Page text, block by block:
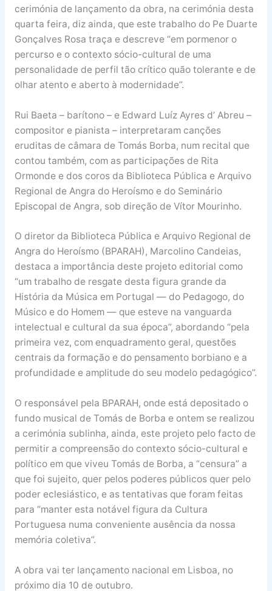
cerimónia de lançamento da obra, na cerimónia desta
quarta feira, diz ainda, que este trabalho do Pe Duarte
Gonçalves Rosa traça e descreve “em pormenor o
percurso e o contexto sócio-cultural de uma
personalidade de perfil tão crítico quão tolerante e de
olhar atento e aberto à modernidade”.
Rui Baeta – barítono – e Edward Luíz Ayres d’ Abreu –
compositor e pianista – interpretaram canções
eruditas de câmara de Tomás Borba, num recital que
contou também, com as participações de Rita
Ormonde e dos coros da Biblioteca Pública e Arquivo
Regional de Angra do Heroísmo e do Seminário
Episcopal de Angra, sob direção de Vítor Mourinho.
O diretor da Biblioteca Pública e Arquivo Regional de
Angra do Heroísmo (BPARAH), Marcolino Candeias,
destaca a importância deste projeto editorial como
“um trabalho de resgate desta figura grande da
História da Música em Portugal — do Pedagogo, do
Músico e do Homem — que esteve na vanguarda
intelectual e cultural da sua época”, abordando “pela
primeira vez, com enquadramento geral, questões
centrais da formação e do pensamento borbiano e a
profundidade e amplitude do seu modelo pedagógico”.
O responsável pela BPARAH, onde está depositado o
fundo musical de Tomás de Borba e ontem se realizou
a cerimónia sublinha, ainda, este projeto pelo facto de
permitir a compreensão do contexto sócio-cultural e
político em que viveu Tomás de Borba, a “censura” a
que foi sujeito, quer pelos poderes públicos quer pelo
poder eclesiástico, e as tentativas que foram feitas
para “manter esta notável figura da Cultura
Portuguesa numa conveniente ausência da nossa
memória coletiva”.
A obra vai ter lançamento nacional em Lisboa, no
próximo dia 10 de outubro.